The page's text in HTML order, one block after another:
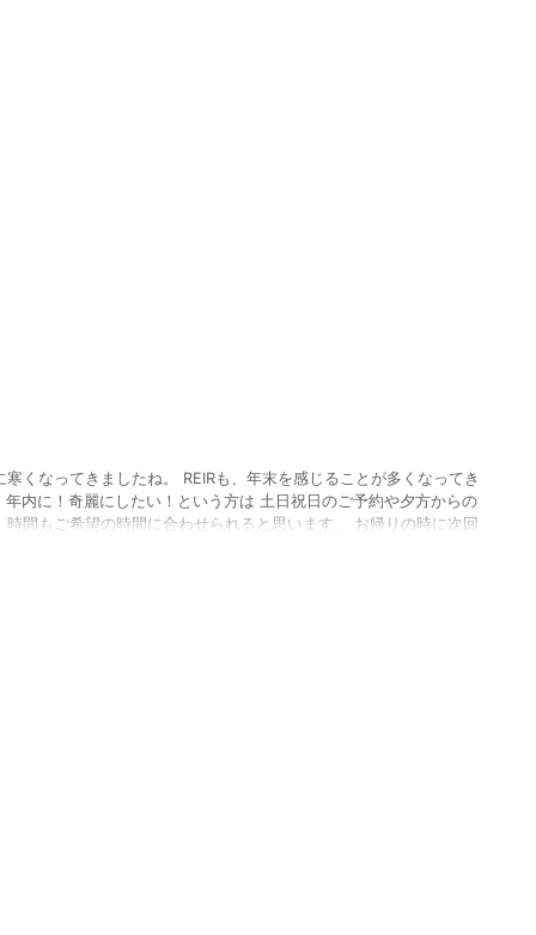
くなってきましたね。 REIRも、年末を感じることが多くなってき
内に！奇麗にしたい！という方は 土日祝日のご予約や夕方からの
間もご希望の時間に合わせられると思います。 お帰りの時に次回